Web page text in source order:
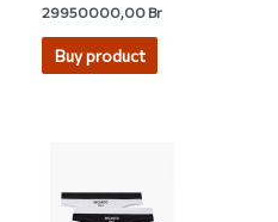
Rated
5.00
out of 5
29950000,00Br
Buy product